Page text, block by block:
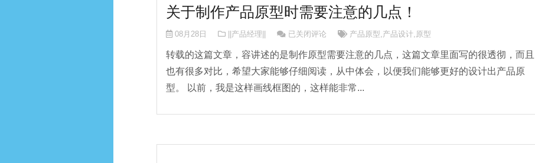
关于制作产品原型时需要注意的几点！
08月28日 ||产品经理|| 关于制作产品原型时需要注意的几点！
已关闭评论 产品原型,产品设计,原型
转载的这篇文章，容讲述的是制作原型需要注意的几点，这篇文章里面写的很透彻，而且
也有很多对比，希望大家能够仔细阅读，从中体会，以便我们能够更好的设计出产品原
型。 以前，我是这样画线框图的，这样能非常...